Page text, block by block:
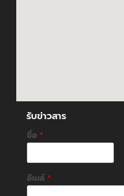
รับข่าวสาร
ชื่อ *
F
i
rอีเมล์ *